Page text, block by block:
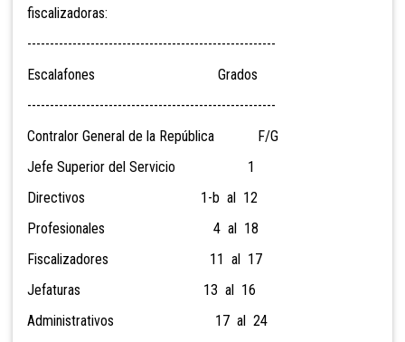
fiscalizadoras:
-------------------------------------------------------
Escalafones Grados
-------------------------------------------------------
Contralor General de la República F/G
Jefe Superior del Servicio 1
Directivos 1-b al 12
Profesionales 4 al 18
Fiscalizadores 11 al 17
Jefaturas 13 al 16
Administrativos 17 al 24